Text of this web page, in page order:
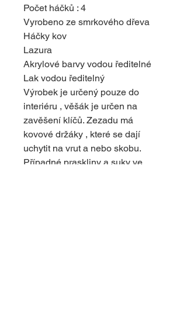
Počet háčků : 4
Vyrobeno ze smrkového dřeva
Háčky kov
Lazura
Akrylové barvy vodou ředitelné
Lak vodou ředitelný
Výrobek je určený pouze do
interiéru , věšák je určen na
zavěšení klíčů. Zezadu má
kovové držáky , které se dají
uchytit na vrut a nebo skobu.
Případné praskliny a suky ve